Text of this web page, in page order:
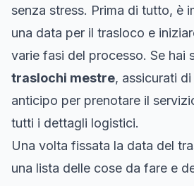
senza stress. Prima di tutto, è
una data per il trasloco e
varie fasi del processo. Se hai
traslochi mestre, assicurati
anticipo per prenotare il
tutti i dettagli logistici.
Una volta fissata la data del
una lista delle cose da fare e